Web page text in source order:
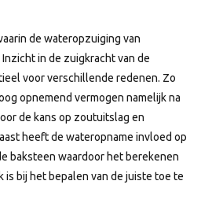
de wateropzuiging van
in de zuigkracht van de
voor verschillende redenen. Zo
opnemend vermogen namelijk na
de kans op zoutuitslag en
heeft de wateropname invloed op
baksteen waardoor het berekenen
is bij het bepalen van de juiste toe te